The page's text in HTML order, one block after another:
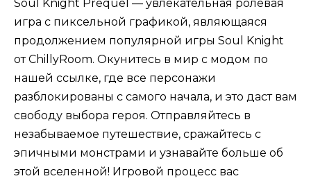
Soul Knight Prequel — увлекательная ролевая
игра с пиксельной графикой, являющаяся
продолжением популярной игры Soul Knight
от ChillyRoom. Окунитесь в мир с модом по
нашей ссылке, где все персонажи
разблокированы с самого начала, и это даст вам
свободу выбора героя. Отправляйтесь в
незабываемое путешествие, сражайтесь с
эпичными монстрами и узнавайте больше об
этой вселенной! Игровой процесс вас